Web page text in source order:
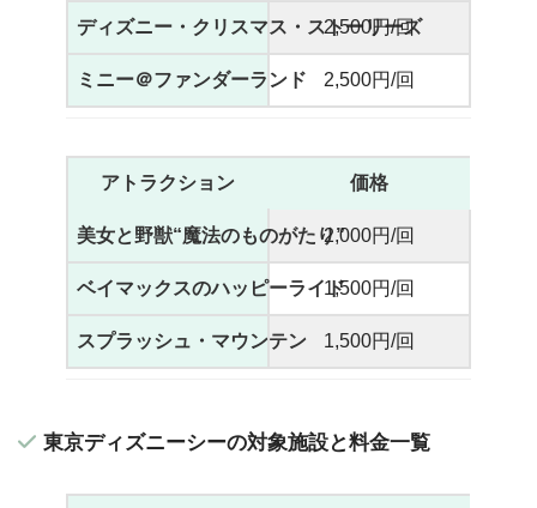
ディズニー・クリスマス・ストーリーズ
2,500円/回
ミニー＠ファンダーランド 2,500円/回
アトラクション 価格
美女と野獣“魔法のものがたり”2,000円/回
ベイマックスのハッピーライド1,500円/回
スプラッシュ・マウンテン 1,500円/回
東京ディズニーシーの対象施設と料金一覧